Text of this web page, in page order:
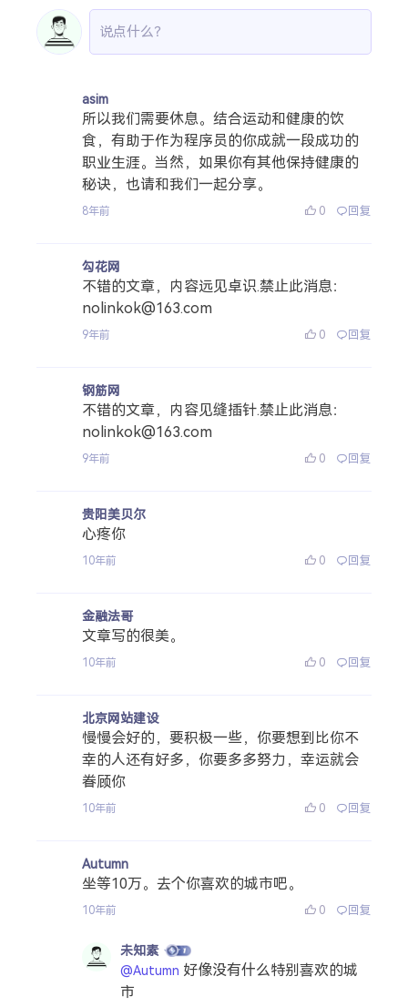
asim
所以我们需要休息。结合运动和健康的饮
食，有助于作为程序员的你成就一段成功的
职业生涯。当然，如果你有其他保持健康的
秘诀，也请和我们一起分享。
8年前 0 回复
勾花网
不错的文章，内容远见卓识.禁止此消息：
nolinkok@163.com
9年前 0 回复
钢筋网
不错的文章，内容见缝插针.禁止此消息：
nolinkok@163.com
9年前 0 回复
贵阳美贝尔
心疼你
10年前 0 回复
金融法哥
文章写的很美。
10年前 0 回复
北京网站建设
慢慢会好的，要积极一些，你要想到比你不
幸的人还有好多，你要多多努力，幸运就会
眷顾你
10年前 0 回复
Autumn
坐等10万。去个你喜欢的城市吧。
10年前 0 回复
未知素
@Autumn 好像没有什么特别喜欢的城
市